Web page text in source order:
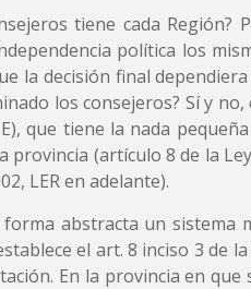
tiene cada
política los
la decisión final
los consejeros? Sí y
que tiene la nada
provincia (artículo 8 de la
LER en adelante).
forma abstracta un
el art. 8 inciso 3 de
En la provincia en